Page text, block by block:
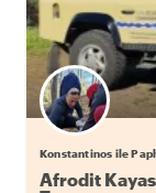
Konstantinos ile
Afrodit